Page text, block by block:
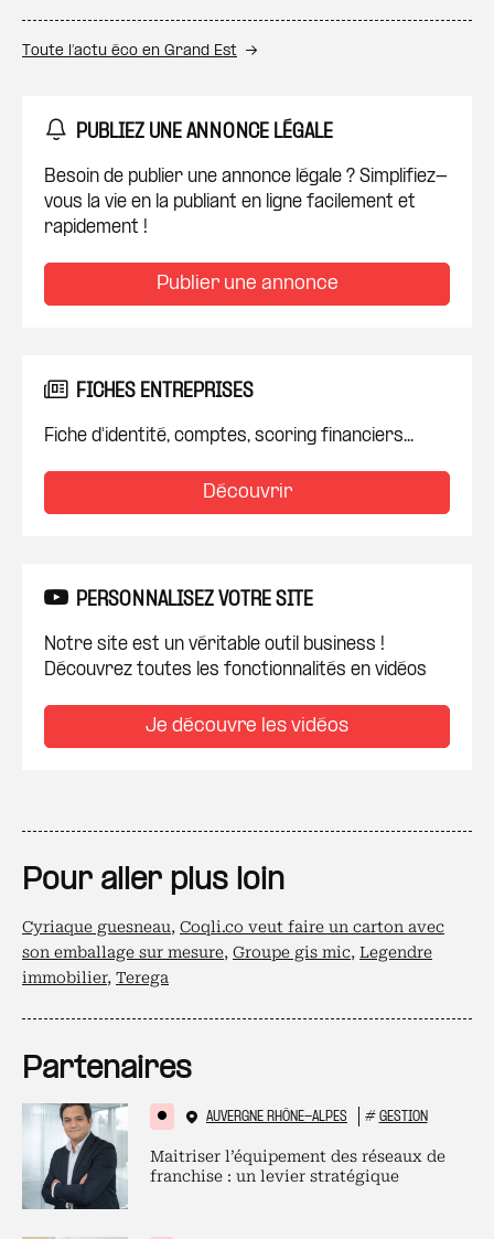
Toute l’actu éco en Grand Est
PUBLIEZ UNE ANNONCE LÉGALE
Besoin de publier une annonce légale ? Simplifiez-
vous la vie en la publiant en ligne facilement et
rapidement !
Publier une annonce
FICHES ENTREPRISES
Fiche d'identité, comptes, scoring financiers...
Découvrir
PERSONNALISEZ VOTRE SITE
Notre site est un véritable outil business !
Découvrez toutes les fonctionnalités en vidéos
Je découvre les vidéos
Pour aller plus loin
Cyriaque guesneau, Coqli.co veut faire un carton avec
son emballage sur mesure, Groupe gis mic, Legendre
immobilier, Terega
Partenaires
AUVERGNE RHÔNE-ALPES # GESTION
Maitriser l’équipement des réseaux de
franchise : un levier stratégique